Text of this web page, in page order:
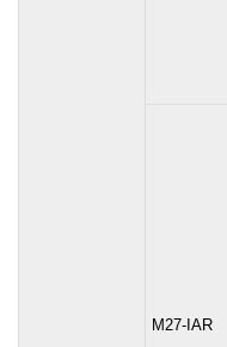
M27-IAR